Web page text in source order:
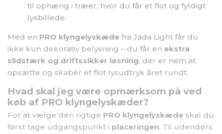
til ophæng i træer, hvor du får et flot og fyldigt
lysbillede.
Med en PRO klyngelyskæde fra Jada Light får du
ikke kun dekorativ belysning – du får en ekstra
slidstærk og driftssikker løsning, der er nem at
opsætte og skaber et flot lysudtryk året rundt.
Hvad skal jeg være opmærksom på ved
køb af PRO klyngelyskæder?
For at vælge den rigtige PRO klyngelyskæde skal du
først tage udgangspunkt i placeringen. Til udendørs